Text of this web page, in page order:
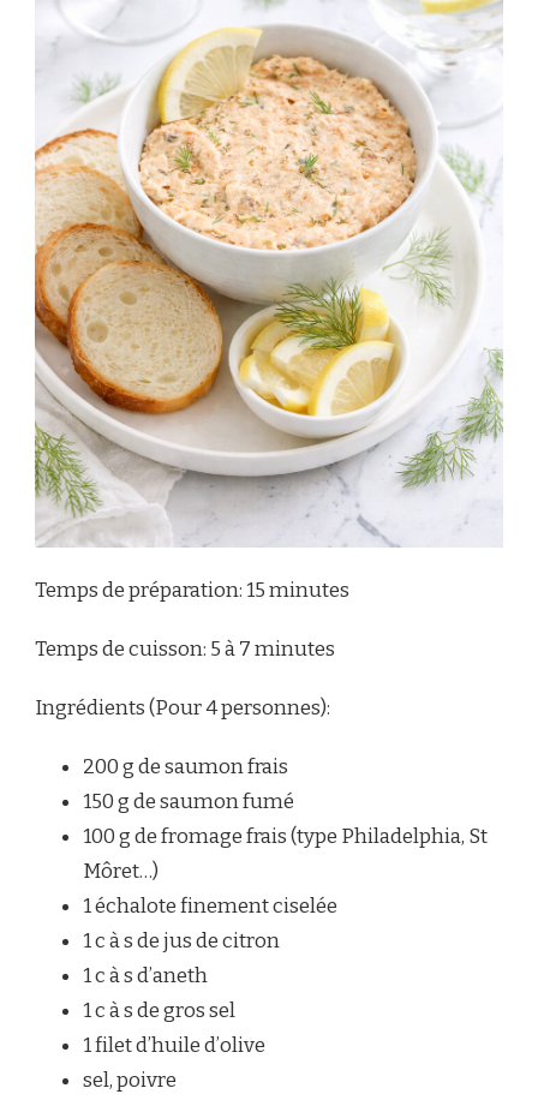
Temps de préparation: 15 minutes
Temps de cuisson: 5 à 7 minutes
Ingrédients (Pour 4 personnes):
200 g de saumon frais
150 g de saumon fumé
100 g de fromage frais (type Philadelphia, St
Môret…)
1 échalote finement ciselée
1 c à s de jus de citron
1 c à s d’aneth
1 c à s de gros sel
1 filet d’huile d’olive
sel, poivre